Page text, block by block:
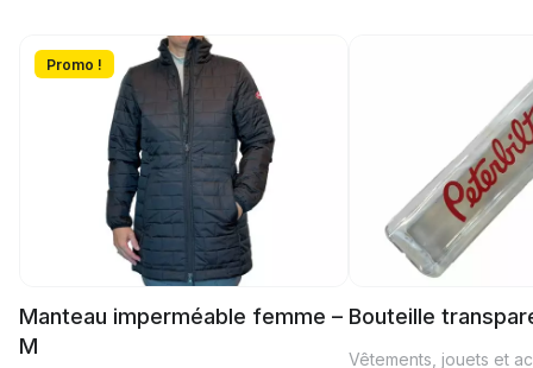
Promo !
Manteau imperméable femme –
M
Bouteille
Vêtements, jouets et